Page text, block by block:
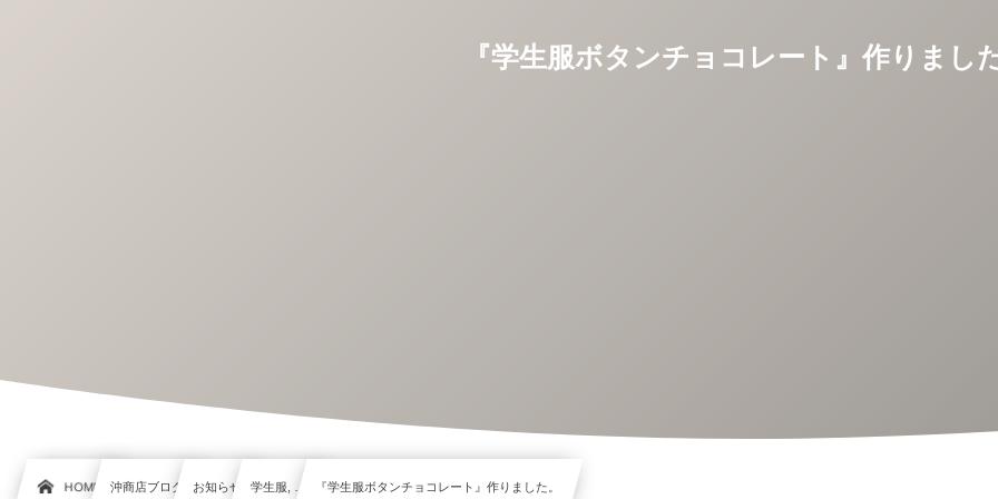
『学生服ボタンチョコレート』作りまし
HOME 沖商店ブログ お知らせ 学生服, … 『学生服ボタンチョコレート』作りました。